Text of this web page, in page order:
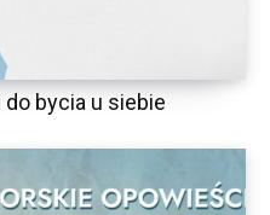
bycia u siebie